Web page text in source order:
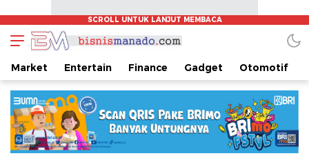
www.bisnismanado.com
Berita Bisnis Sulawesi Utara
Market Entertain Finance Gadget Otomotif